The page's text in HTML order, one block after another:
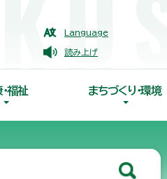
Language
読み上げ
福祉 まちづくり・環境